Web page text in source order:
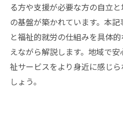
る方や支援が必要な方の自立
の基盤が築かれています。本
と福祉的就労の仕組みを具体
えながら解説します。地域で
祉サービスをより身近に感じ
しょう。